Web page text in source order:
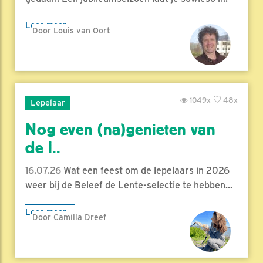
Lees meer
Door Louis van Oort
Lepelaar 48x
1049x
Nog even (na)genieten van
de l..
16.07.26 Wat een feest om de lepelaars in 2026
weer bij de Beleef de Lente-selectie te hebben...
Lees meer
Door Camilla Dreef